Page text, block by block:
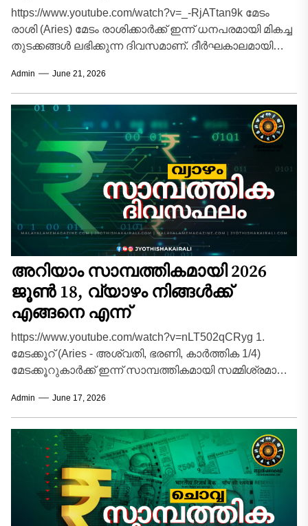
https://www.youtube.com/watch?v=_-RjATtan9k മേടം
രാശി (Aries) മേടം രാശിക്കാർക്ക് ഇന്ന് ധനപരമായി മികച്ച
തുടക്കങ്ങൾ ലഭിക്കുന്ന ദിവസമാണ്. ദീർഘകാലമായി
അപ്രതീക്ഷിതമായി കൈകളിൽ വന്നുചേരും. പുതിയ...
Admin June 21, 2026
അറിയാം സാമ്പത്തികമായി 2026
ജൂൺ 18, വ്യാഴം നിങ്ങൾക്ക്
എങ്ങനെ എന്ന്
https://www.youtube.com/watch?v=nLT502qCRyg 1.
മേടക്കൂറ് (Aries - അശ്വതി, ഭരണി, കാർത്തിക 1/4)
മേടക്കൂറുകാർക്ക് ഇന്ന് സാമ്പത്തികമായി സമ്മിശ്രമായ
ചൊവ്വയുടെ അനുകൂലാവസ്ഥ ബിസിനസ്സിൽ...
Admin June 17, 2026